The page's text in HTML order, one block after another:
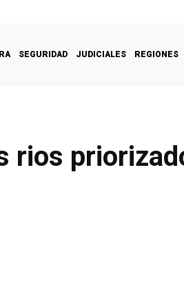
SEGURIDAD JUDICIALES REGIONES
rios